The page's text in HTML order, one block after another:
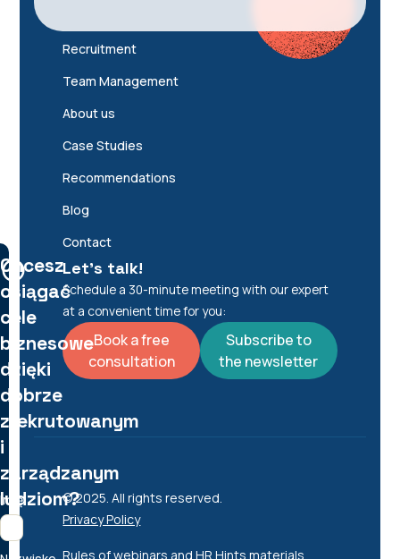
Recruitment
Team Management
About us
Case Studies
Recommendations
Blog
Contact
Let's talk!
Schedule a 30-minute meeting with our expert
at a convenient time for you:
Book a free
consultation
Subscribe to
the newsletter
© 2025. All rights reserved.
Privacy Policy
Rules of webinars and HR Hints materials
Chcesz
osiągać
cele
biznesowe
dzięki
dobrze
zrekrutowanym
i
zarządzanym
ludziom?
Imię